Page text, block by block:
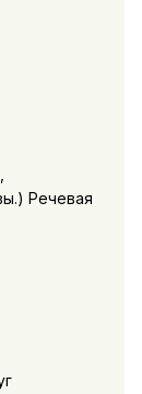
Речевая